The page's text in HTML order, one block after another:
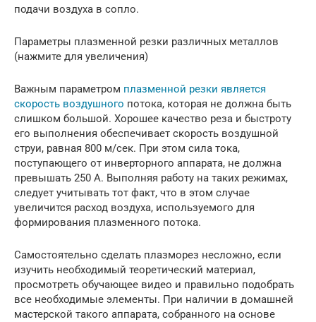
подачи воздуха в сопло.
Параметры плазменной резки различных металлов
(нажмите для увеличения)
Важным параметром плазменной резки является
скорость воздушного потока, которая не должна быть
слишком большой. Хорошее качество реза и быстроту
его выполнения обеспечивает скорость воздушной
струи, равная 800 м/сек. При этом сила тока,
поступающего от инверторного аппарата, не должна
превышать 250 А. Выполняя работу на таких режимах,
следует учитывать тот факт, что в этом случае
увеличится расход воздуха, используемого для
формирования плазменного потока.
Самостоятельно сделать плазморез несложно, если
изучить необходимый теоретический материал,
просмотреть обучающее видео и правильно подобрать
все необходимые элементы. При наличии в домашней
мастерской такого аппарата, собранного на основе